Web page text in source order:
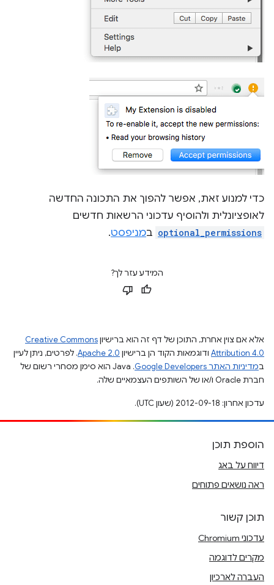
כדי למנוע זאת, אפשר להפוך את התכונה החדשה
לאופציונלית ולהוסיף עדכוני הרשאות חדשים
optional_permissions במניפסט.
המידע עזר לך?
אלא אם צוין אחרת, התוכן של דף זה הוא ברישיוןCreative Commons
Attribution 4.0 ודוגמאות הקוד הן ברישיון Apache 2.0. לפרטים, ניתן לעיין
במדיניות האתר Google Developers‏
.‏ Java הוא סימן מסחרי רשום של
חברת Oracle ו/או של השותפים העצמאיים שלה.
עדכון אחרון: 2012-09-18 (שעון UTC).
הוספת תוכן
דיווח על באג
ראה נושאים פתוחים
תוכן קשור
עדכוני Chromium
מקרים לדוגמה
העברה לארכיון